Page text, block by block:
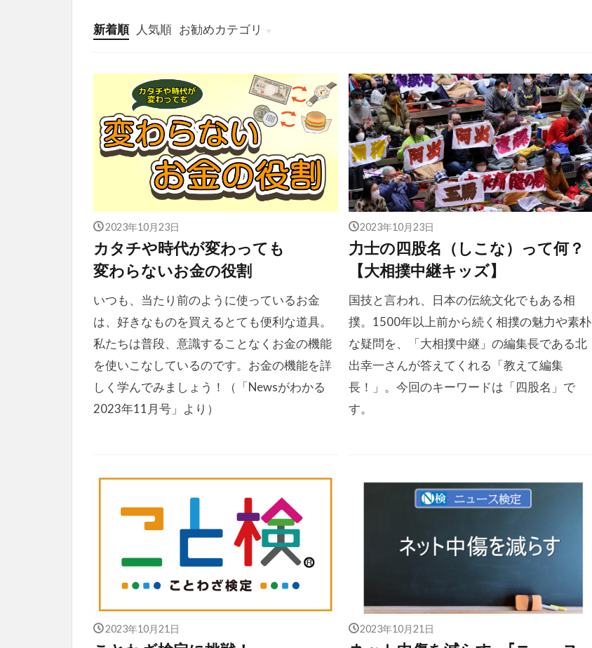
新着順 人気順 お勧めカテゴリ
投稿
学び
マンガ
電子書籍
2023年10月23日
カタチや時代が変わっても
変わらないお金の役割
いつも、当たり前のように使っているお金
は、好きなものを買えるとても便利な道具。
私たちは普段、意識することなくお金の機能
を使いこなしているのです。お金の機能を詳
しく学んでみましょう！（「Newsがわかる
2023年11月号」より）
2023年10月23日
力士の四股名（しこな）って何？
【大相撲中継キッズ】
国技と言われ、日本の伝統文化でもある相
撲。1500年以上前から続く相撲の魅力や素朴
な疑問を、「大相撲中継」の編集長である北
出幸一さんが答えてくれる「教えて編集
長！」。今回のキーワードは「四股名」で
す。
2023年10月21日 2023年10月21日